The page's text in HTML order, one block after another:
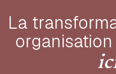
La
organisation